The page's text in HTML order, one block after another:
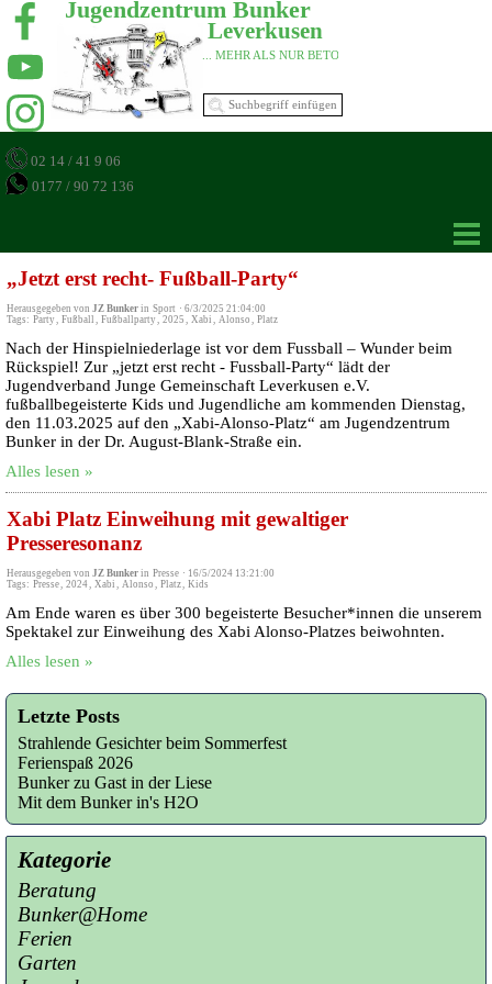
Jugendzentrum Bunker
... MEHR ALS NUR BETON
02 14 / 41 9 06
0177 / 90 72 136
Leverkusen
„Jetzt erst recht- Fußball-Party“
Herausgegeben von JZ Bunker in Sport · 6/3/2025 21:04:00
Tags: Party, Fußball , Fußballparty, 2025 , Xabi , Alonso , Platz
Nach der Hinspielniederlage ist vor dem Fussball – Wunder beim
Rückspiel! Zur „jetzt erst recht - Fussball-Party“ lädt der
Jugendverband Junge Gemeinschaft Leverkusen e.V.
fußballbegeisterte Kids und Jugendliche am kommenden Dienstag,
den 11.03.2025 auf den „Xabi-Alonso-Platz“ am Jugendzentrum
Bunker in der Dr. August-Blank-Straße ein.
Alles lesen »
Xabi Platz Einweihung mit gewaltiger
Presseresonanz
Herausgegeben von JZ Bunker in Presse · 16/5/2024 13:21:00
Tags: Presse, 2024, Xabi , Alonso , Platz, Kids
Am Ende waren es über 300 begeisterte Besucher*innen die unserem
Spektakel zur Einweihung des Xabi Alonso-Platzes beiwohnten.
Alles lesen »
Letzte Posts
Strahlende Gesichter beim Sommerfest
Ferienspaß 2026
Bunker zu Gast in der Liese
Mit dem Bunker in's H2O
Kategorie
Beratung
Bunker@Home
Ferien
Garten